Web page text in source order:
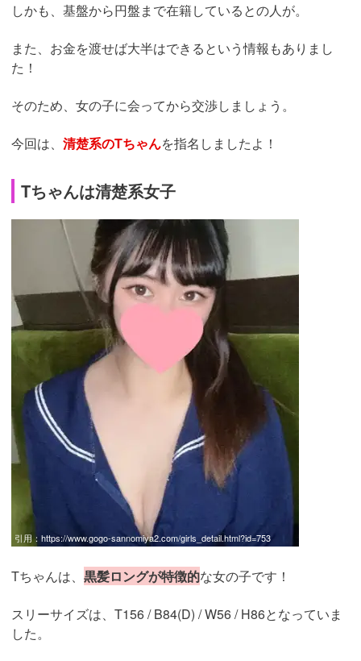
しかも、基盤から円盤まで在籍しているとの人が。
また、お金を渡せば大半はできるという情報もありまし
た！
そのため、女の子に会ってから交渉しましょう。
今回は、 清楚系のTちゃんを指名しましたよ！
Tちゃんは清楚系女子
引用： https://www.gogo-sannomiya2.com/girls_detail.html?id=753
Tちゃんは、 黒髪ロングが特徴的な女の子です！
スリーサイズは、T156 / B84(D) / W56 / H86となっていま
した。